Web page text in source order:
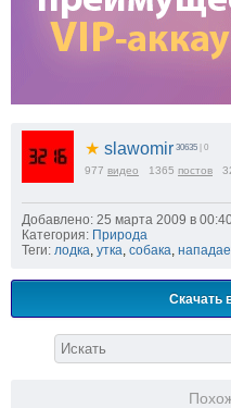
★ slawomir 30635 | 0
977 видео 1365 постов
Добавлено: 25 марта 2009 в
Категория: Природа
Теги: лодка утка собака
Скачать